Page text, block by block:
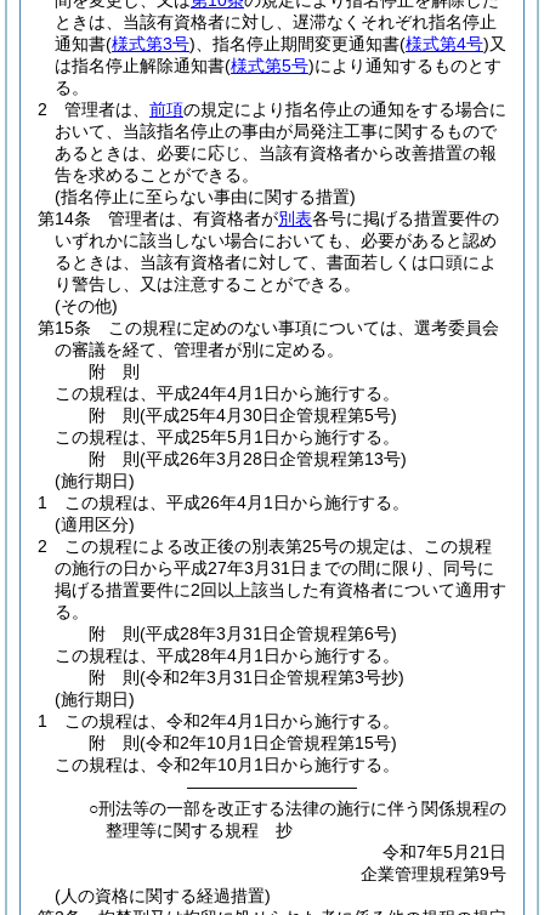
ときは、当該有資格者に対し、遅滞なくそれぞれ指名停止
通知書(様式第3号) 、指名停止期間変更通知書(様式第4号)又
は指名停止解除通知書(様式第5号)により通知するものとす
る。
2
管理者は、 前項の規定により指名停止の通知をする場合に
おいて、当該指名停止の事由が局発注工事に関するもので
あるときは、必要に応じ、当該有資格者から改善措置の報
告を求めることができる。
(指名停止に至らない事由に関する措置)
第14条
管理者は、有資格者が別表各号に掲げる措置要件の
いずれかに該当しない場合においても、必要があると認め
るときは、当該有資格者に対して、書面若しくは口頭によ
り警告し、又は注意することができる。
(その他)
第15条
この規程に定めのない事項については、選考委員会
の審議を経て、管理者が別に定める。
附 則
この規程は、平成24年4月1日から施行する。
附 則(平成25年4月30日企管規程第5号)
この規程は、平成25年5月1日から施行する。
附 則(平成26年3月28日企管規程第13号)
(施行期日)
1
この規程は、平成26年4月1日から施行する。
(適用区分)
2
この規程による改正後の別表第25号の規定は、この規程
の施行の日から平成27年3月31日までの間に限り、同号に
掲げる措置要件に2回以上該当した有資格者について適用す
る。
附 則(平成28年3月31日企管規程第6号)
この規程は、平成28年4月1日から施行する。
附 則(令和2年3月31日企管規程第3号抄)
(施行期日)
1
この規程は、令和2年4月1日から施行する。
附 則(令和2年10月1日企管規程第15号)
この規程は、令和2年10月1日から施行する。
――――――――――
○刑法等の一部を改正する法律の施行に伴う関係規程の
整理等に関する規程 抄
令和7年5月21日
企業管理規程第9号
(人の資格に関する経過措置)